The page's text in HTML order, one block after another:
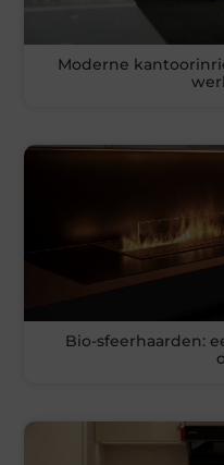
Moderne
Bio-sfeerhaarden: